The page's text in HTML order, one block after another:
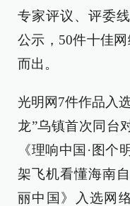
专家评议、评委
公示，50件十佳
而出。
光明网7件作品入
龙”乌镇首次同台
《理响中国·图
架飞机看懂海南
丽中国》入选网